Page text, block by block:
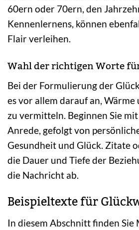
60ern oder 70ern, den
Kennenlernens, können
Flair verleihen.
Wahl der richtigen Worte
Bei der Formulierung der
es vor allem darauf an,
zu vermitteln. Beginnen Sie
Anrede, gefolgt von
Gesundheit und Glück. Zitate
die Dauer und Tiefe der
die Nachricht ab.
Beispieltexte für
In diesem Abschnitt finden Sie